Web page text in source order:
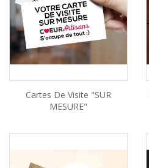
Cartes De Visite "SUR
MESURE"